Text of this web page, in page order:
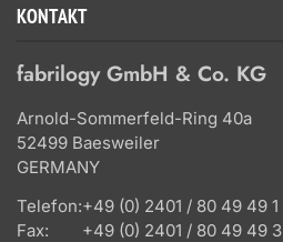
KONTAKT
fabrilogy GmbH & Co. KG
Arnold-Sommerfeld-Ring 40a
52499 Baesweiler
GERMANY
Telefon:+49 (0) 2401 / 80 49 49 1
Fax:
+49 (0) 2401 / 80 49 49 3